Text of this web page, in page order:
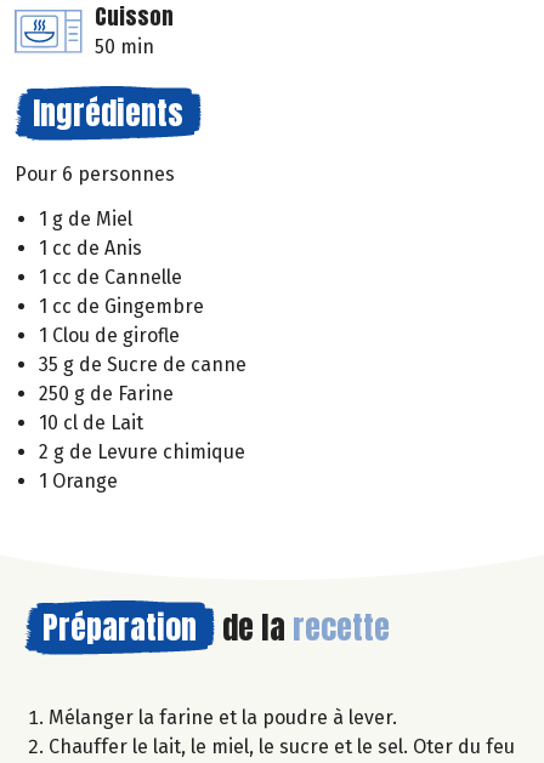
Cuisson
50 min
Ingrédients
Pour 6 personnes
1 g de Miel
1 cc de Anis
1 cc de Cannelle
1 cc de Gingembre
1 Clou de girofle
35 g de Sucre de canne
250 g de Farine
10 cl de Lait
2 g de Levure chimique
1 Orange
Préparation de la recette
Mélanger la farine et la poudre à lever.
Chauffer le lait, le miel, le sucre et le sel. Oter du feu